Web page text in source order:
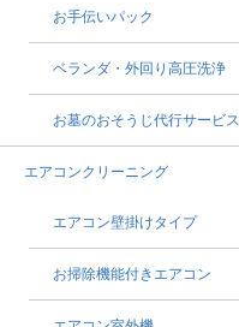
お手伝いパック
ベランダ・外回り高圧洗浄
お墓のおそうじ代行サービス
エアコンクリーニング
エアコン壁掛けタイプ
お掃除機能付きエアコン